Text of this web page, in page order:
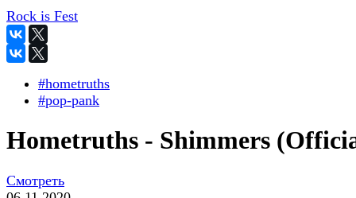
Rock is Fest
#hometruths
#pop-pank
Hometruths - Shimmers
Смотреть